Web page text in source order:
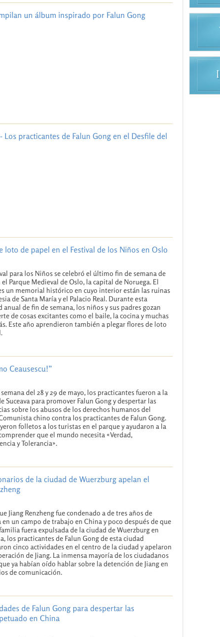
un álbum inspirado por Falun Gong
practicantes de Falun Gong en el Desfile del
loto de papel en el Festival de los Niños en Oslo
para los Niños se celebró el último fin de semana de
el Parque Medieval de Oslo, la capital de Noruega. El
un memorial histórico en cuyo interior están las ruinas
de Santa María y el Palacio Real. Durante esta
anual de fin de semana, los niños y sus padres gozan
de cosas excitantes como el baile, la cocina y muchas
Este año aprendieron también a plegar flores de loto
Ceausescu!”
del 28 y 29 de mayo, los practicantes fueron a la
Suceava para promover Falun Gong y despertar las
sobre los abusos de los derechos humanos del
chino contra los practicantes de Falun Gong.
folletos a los turistas en el parque y ayudaron a la
que el mundo necesita «Verdad,
y Tolerancia».
de la ciudad de Wuerzburg apelan el
Jiang Renzheng fue condenado a de tres años de
en un campo de trabajo en China y poco después de que
fuera expulsada de la ciudad de Wuerzburg en
los practicantes de Falun Gong de esta ciudad
cinco actividades en el centro de la ciudad y apelaron
de Jiang. La inmensa mayoría de los ciudadanos
ya habían oído hablar sobre la detención de Jiang en
de comunicación.
de Falun Gong para despertar las
en China
I